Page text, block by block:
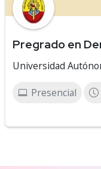
Pregrado en
Universidad
Presencial